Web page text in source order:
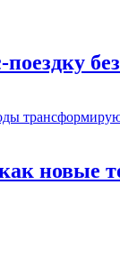
без